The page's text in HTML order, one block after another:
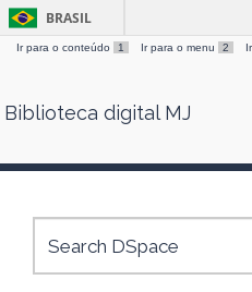
Skip
BRASIL
Ir para o conteúdo 1 Ir para o menu 2
Biblioteca digital MJ